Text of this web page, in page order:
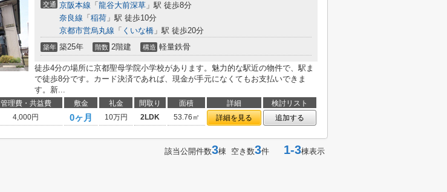
交通 京阪本線 「 龍谷大前深草 」駅 徒歩8分
奈良線 「 稲荷 」駅 徒歩10分
京都市営烏丸線 「 くいな橋 」駅 徒歩20分
築年 築25年 階数 2階建 構造 軽量鉄骨
徒歩4分の場所に京都聖母学院小学校があります。魅力的な駅近の物件で、駅ま
で徒歩8分です。カード決済であれば、現金が手元になくてもお支払いできま
す。新...
管理費・共益費 敷金 礼金 間取り 面積 詳細
検討リスト
4,000円 0ヶ月 10万円 2LDK 53.76㎡ 詳細を見る 追加する
該当公開件数3棟 空き数3件 1-3棟表示